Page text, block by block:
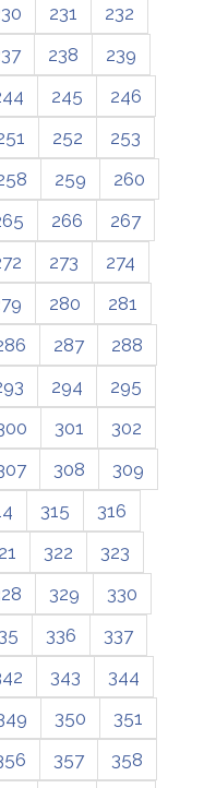
231
232
238
239
245
246
252
253
259
260
266
267
273
274
280
281
287
288
294
295
301
302
308
309
315
316
322
323
329
330
336
337
343
344
350
351
357
358